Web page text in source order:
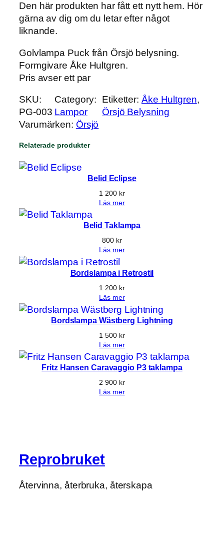
Den här produkten har fått ett nytt hem. Hör
gärna av dig om du letar efter något
liknande.
Golvlampa Puck från Örsjö belysning.
Formgivare Åke Hultgren.
Pris avser ett par
SKU:
PG-003
Category:
Lampor
Etiketter: Åke Hultgren
Örsjö Belysning
Varumärken: Örsjö
Relaterade produkter
Belid Eclipse
1 200 kr
Läs mer
Belid Taklampa
800 kr
Läs mer
Bordslampa i Retrostil
1 200 kr
Läs mer
Bordslampa Wästberg Lightning
1 500 kr
Läs mer
Fritz Hansen Caravaggio P3 taklampa
2 900 kr
Läs mer
Reprobruket
Återvinna, återbruka, återskapa